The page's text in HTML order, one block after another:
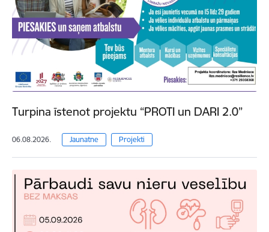
Turpina īstenot projektu “PROTI un DARI 2.0”
06.08.2026. Jaunatne Projekti